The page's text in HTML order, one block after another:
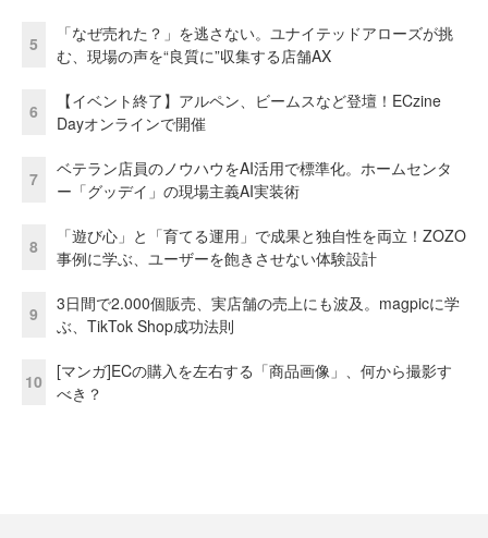
5
「なぜ売れた？」を逃さない。ユナイテッドアローズが挑
む、現場の声を“良質に”収集する店舗AX
6
【イベント終了】アルペン、ビームスなど登壇！ECzine
Dayオンラインで開催
7
ベテラン店員のノウハウをAI活用で標準化。ホームセンタ
ー「グッデイ」の現場主義AI実装術
8
「遊び心」と「育てる運用」で成果と独自性を両立！ZOZO
事例に学ぶ、ユーザーを飽きさせない体験設計
9
3日間で2.000個販売、実店舗の売上にも波及。magpicに学
ぶ、TikTok Shop成功法則
10
[マンガ]ECの購入を左右する「商品画像」、何から撮影す
べき？